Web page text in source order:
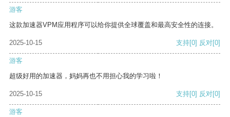
游客
这款加速器VPM应用程序可以给你提供全球覆盖和最高安全性的连接。
2025-10-15 支持[0] 反对[0]
游客
超级好用的加速器，妈妈再也不用担心我的学习啦！
2025-10-15 支持[0] 反对[0]
游客